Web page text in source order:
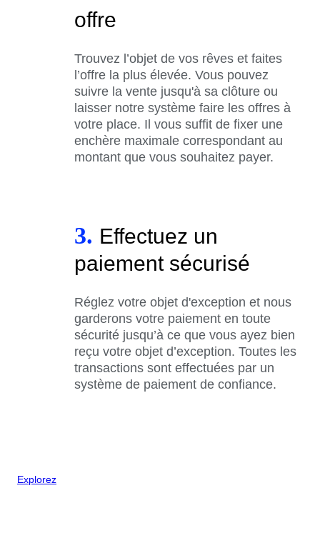
offre
Trouvez l’objet de vos rêves et faites
l’offre la plus élevée. Vous pouvez
suivre la vente jusqu'à sa clôture ou
laisser notre système faire les offres à
votre place. Il vous suffit de fixer une
enchère maximale correspondant au
montant que vous souhaitez payer.
3. Effectuez un
paiement sécurisé
Réglez votre objet d'exception et nous
garderons votre paiement en toute
sécurité jusqu’à ce que vous ayez bien
reçu votre objet d’exception. Toutes les
transactions sont effectuées par un
système de paiement de confiance.
Explorez